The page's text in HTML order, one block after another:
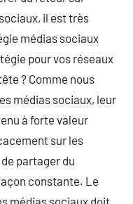
il est très
médias sociaux
pour vos réseaux
? Comme nous
médias sociaux, leur
à forte valeur
sur les
partager du
constante. Le
médias sociaux doit